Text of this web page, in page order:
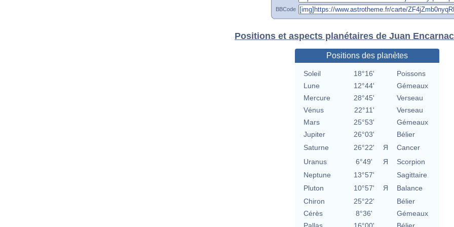
BBCode
Positions et aspects planétaires de Juan
Positions des planètes
Soleil 18°16'
Poissons
Lune
12°44'
Gémeaux
Mercure
28°45'
Verseau
Vénus
22°11'
Verseau
Mars
25°53'
Gémeaux
Jupiter
26°03'
Bélier
Saturne
26°22' Я
Cancer
Uranus
6°49' Я
Scorpion
Neptune
13°57'
Sagittaire
Pluton
10°57' Я
Balance
Chiron
25°22'
Bélier
Cérès
8°36'
Gémeaux